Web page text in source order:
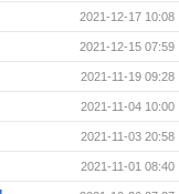
2021-12-17 10:08
2021-12-15 07:59
2021-11-19 09:28
2021-11-04 10:00
2021-11-03 20:58
2021-11-01 08:40